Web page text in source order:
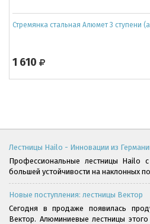
Стремянка стальная Алюмет 3 ступени
1 610
Лестницы Hailo - Инновации из
Профессиональные лестницы Hailo
большей устойчивости на наклонных
Новые поступления: лестницы Вектор
Сегодня в продаже появилась
Вектор. Алюминиевые лестницы